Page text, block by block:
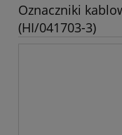
Oznaczniki
(HI/041703-3)